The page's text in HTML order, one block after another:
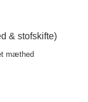
& stofskifte)
mæthed